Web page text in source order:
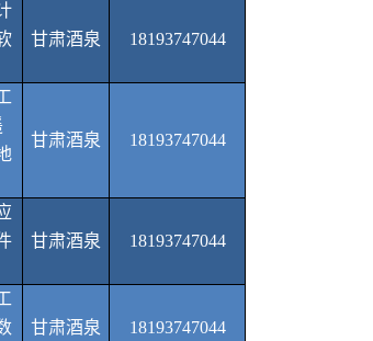
甘肃酒泉 18193747044
甘肃酒泉 18193747044
甘肃酒泉 18193747044
甘肃酒泉 18193747044